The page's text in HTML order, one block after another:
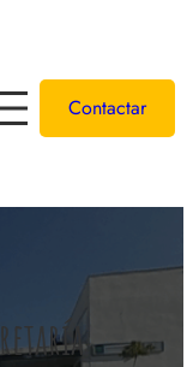
Contactar